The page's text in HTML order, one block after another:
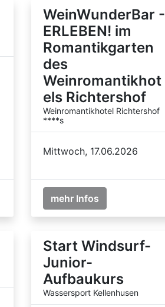
WeinWunderBar -
ERLEBEN! im
Romantikgarten
des
Weinromantikhot
els Richtershof
Weinromantikhotel Richtershof
****s
Mittwoch, 17.06.2026
mehr Infos
Start Windsurf-
Junior-
Aufbaukurs
Wassersport Kellenhusen